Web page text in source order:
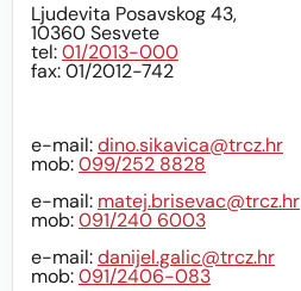
Ljudevita Posavskog 43,
10360 Sesvete
tel:01/2013-000
fax: 01/2012-742
e-mail:dino.sikavica@trcz.hr
mob:099/252 8828
e-mail: matej.brisevac@trcz.hr
mob:091/240 6003
e-mail:danijel.galic@trcz.hr
mob:091/2406-083